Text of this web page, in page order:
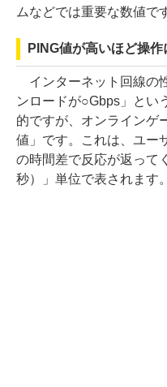
ムなどでは重要な数値で
PING値が高いほど操
インターネット回線の
ンロードが○Gbps」とい
的ですが、オンラインゲ
値」です。これは、ユー
の時間差で反応が返って
秒）」単位で表されます。